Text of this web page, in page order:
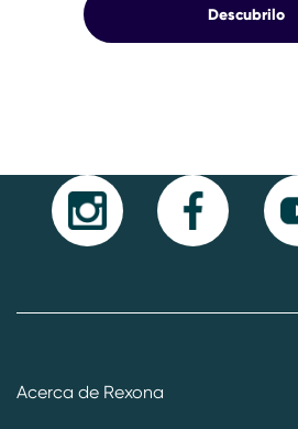
Descubrilo
Acerca de Rexona